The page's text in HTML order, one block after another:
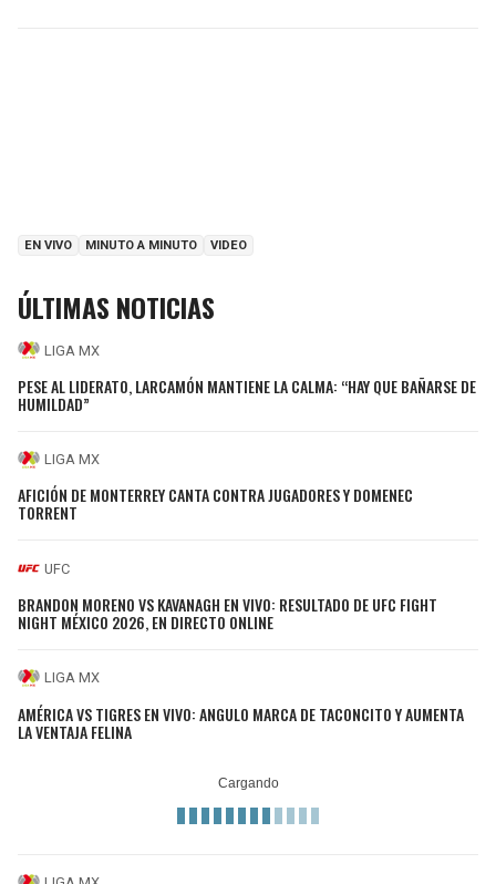
EN VIVO MINUTO A MINUTO VIDEO
ÚLTIMAS NOTICIAS
LIGA MX
PESE AL LIDERATO, LARCAMÓN MANTIENE LA CALMA: “HAY QUE BAÑARSE DE
HUMILDAD”
LIGA MX
AFICIÓN DE MONTERREY CANTA CONTRA JUGADORES Y DOMENEC
TORRENT
UFC
BRANDON MORENO VS KAVANAGH EN VIVO: RESULTADO DE UFC FIGHT
NIGHT MÉXICO 2026, EN DIRECTO ONLINE
LIGA MX
AMÉRICA VS TIGRES EN VIVO: ANGULO MARCA DE TACONCITO Y AUMENTA
LA VENTAJA FELINA